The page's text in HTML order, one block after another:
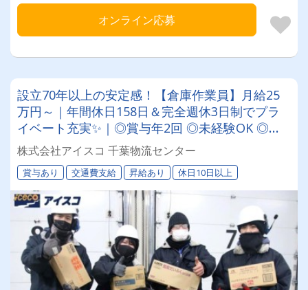
オンライン応募
設立70年以上の安定感！【倉庫作業員】月給25
万円～｜年間休日158日＆完全週休3日制でプラ
イベート充実✨｜◎賞与年2回 ◎未経験OK ◎日
勤 ◎東証スタンダード上場
株式会社アイスコ 千葉物流センター
賞与あり 交通費支給 昇給あり 休日10日以上